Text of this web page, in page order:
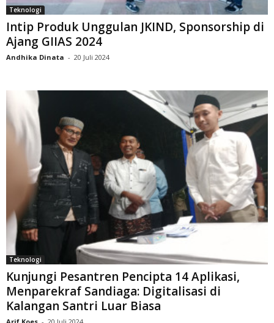
Teknologi
Intip Produk Unggulan JKIND, Sponsorship di
Ajang GIIAS 2024
Andhika Dinata - 20 Juli 2024
Teknologi
Kunjungi Pesantren Pencipta 14 Aplikasi,
Menparekraf Sandiaga: Digitalisasi di
Kalangan Santri Luar Biasa